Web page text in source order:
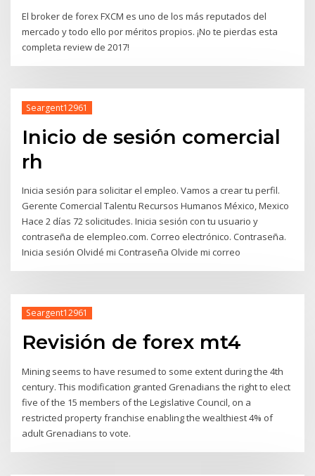
El broker de forex FXCM es uno de los más reputados del
mercado y todo ello por méritos propios. ¡No te pierdas esta
completa review de 2017!
Seargent12961
Inicio de sesión comercial
rh
Inicia sesión para solicitar el empleo. Vamos a crear tu perfil.
Gerente Comercial Talentu Recursos Humanos México, Mexico
Hace 2 días 72 solicitudes. Inicia sesión con tu usuario y
contraseña de elempleo.com. Correo electrónico. Contraseña.
Inicia sesión Olvidé mi Contraseña Olvide mi correo
Seargent12961
Revisión de forex mt4
Mining seems to have resumed to some extent during the 4th
century. This modification granted Grenadians the right to elect
five of the 15 members of the Legislative Council, on a
restricted property franchise enabling the wealthiest 4% of
adult Grenadians to vote.